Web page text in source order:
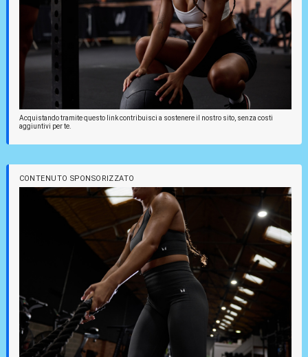
Acquistando tramite questo link contribuisci a sostenere il nostro sito, senza costi
aggiuntivi per te.
CONTENUTO SPONSORIZZATO